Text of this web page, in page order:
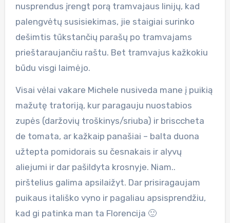
nusprendus įrengt porą tramvajaus linijų, kad
palengvėtų susisiekimas, jie staigiai surinko
dešimtis tūkstančių parašų po tramvajams
prieštaraujančiu raštu. Bet tramvajus kažkokiu
būdu visgi laimėjo.
Visai vėlai vakare Michele nusiveda mane į puikią
mažutę tratoriją, kur paragauju nuostabios
zupės (daržovių troškinys/sriuba) ir brisccheta
de tomata, ar kažkaip panašiai – balta duona
užtepta pomidorais su česnakais ir alyvų
aliejumi ir dar pašildyta krosnyje. Niam..
pirštelius galima apsilaižyt. Dar prisiragaujam
puikaus itališko vyno ir pagaliau apsisprendžiu,
kad gi patinka man ta Florencija 🙂